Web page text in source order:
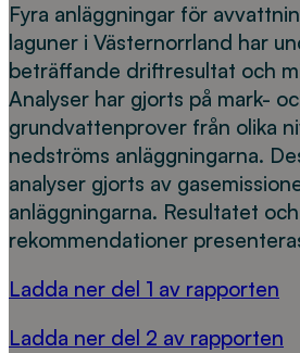
Fyra anläggningar för
laguner i Västernorrland har
beträffande driftresultat och
Analyser har gjorts på mark-
grundvattenprover från olika
nedströms anläggningarna.
analyser gjorts av
anläggningarna. Resultatet och
rekommendationer
Ladda ner del 1 av rapporten
Ladda ner del 2 av rapporten